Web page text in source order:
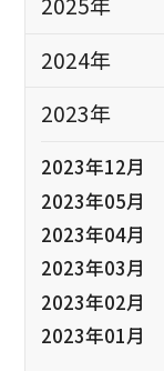
2024年
2023年
2023年12月
2023年05月
2023年04月
2023年03月
2023年02月
2023年01月